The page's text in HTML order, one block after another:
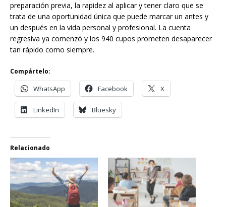
preparación previa, la rapidez al aplicar y tener claro que se
trata de una oportunidad única que puede marcar un antes y
un después en la vida personal y profesional. La cuenta
regresiva ya comenzó y los 940 cupos prometen desaparecer
tan rápido como siempre.
Compártelo:
WhatsApp Facebook X
LinkedIn Bluesky
Relacionado